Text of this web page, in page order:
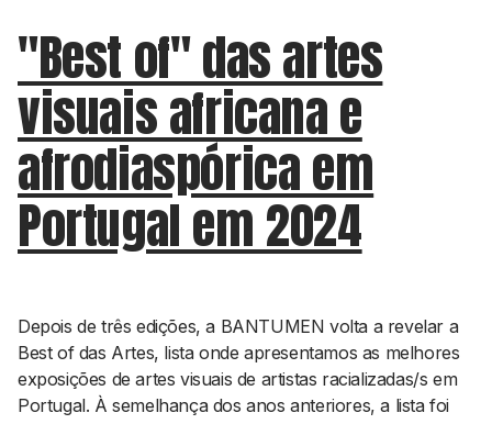
"Best of" das artes
visuais africana e
afrodiaspórica em
Portugal em 2024
Depois de três edições, a BANTUMEN volta a revelar a
Best of das Artes, lista onde apresentamos as melhores
exposições de artes visuais de artistas racializadas/s em
Portugal. À semelhança dos anos anteriores, a lista foi